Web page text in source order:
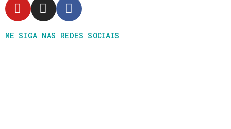
ME SIGA NAS REDES SOCIAIS